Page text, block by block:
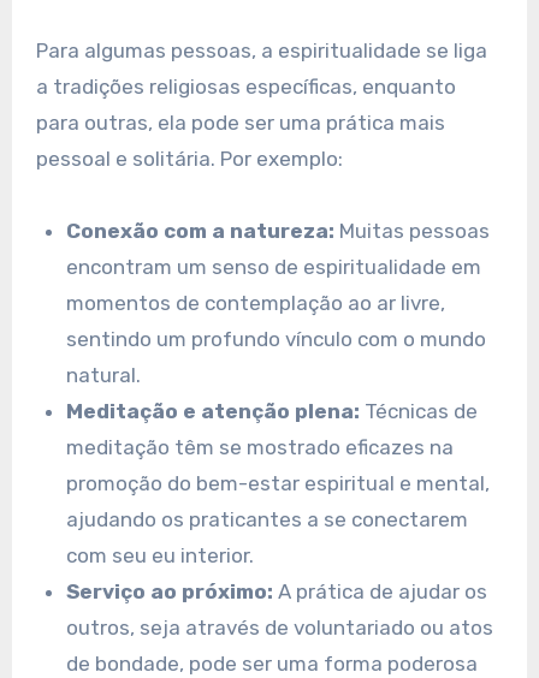
Para algumas pessoas, a espiritualidade se liga
a tradições religiosas específicas, enquanto
para outras, ela pode ser uma prática mais
pessoal e solitária. Por exemplo:
Conexão com a natureza: Muitas pessoas
encontram um senso de espiritualidade em
momentos de contemplação ao ar livre,
sentindo um profundo vínculo com o mundo
natural.
Meditação e atenção plena: Técnicas de
meditação têm se mostrado eficazes na
promoção do bem-estar espiritual e mental,
ajudando os praticantes a se conectarem
com seu eu interior.
Serviço ao próximo: A prática de ajudar os
outros, seja através de voluntariado ou atos
de bondade, pode ser uma forma poderosa